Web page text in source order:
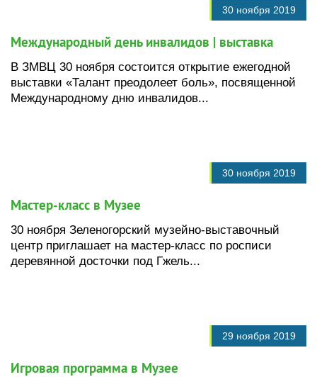
30 ноября 2019
Международный день инвалидов | выставка
В ЗМВЦ 30 ноября состоится открытие ежегодной
выставки «Талант преодолеет боль», посвященной
Международному дню инвалидов...
30 ноября 2019
Мастер-класс в Музее
30 ноября Зеленогорский музейно-выставочный
центр приглашает на мастер-класс по росписи
деревянной досточки под Гжель...
29 ноября 2019
Игровая программа в Музее